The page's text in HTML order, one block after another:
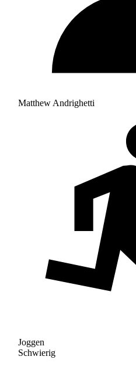
Matthew Andrighetti
Joggen
Schwierig